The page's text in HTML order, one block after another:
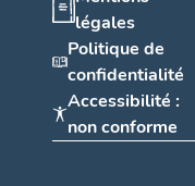
légales
Politique de
confidentialité
Accessibilité :
non conforme